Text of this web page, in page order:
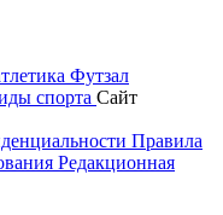
Футзал
спорта Сайт
Правила
Редакционная